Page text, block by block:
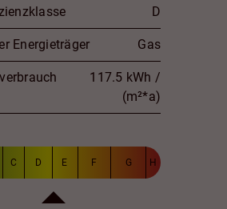
D
Energieträger Gas
117.5 kWh /
(m²*a)
C D E F G H